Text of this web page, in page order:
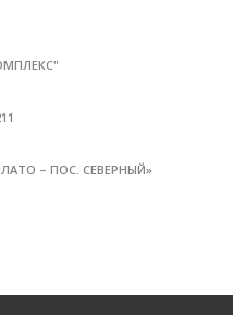
– ПОС. СЕВЕРНЫЙ»